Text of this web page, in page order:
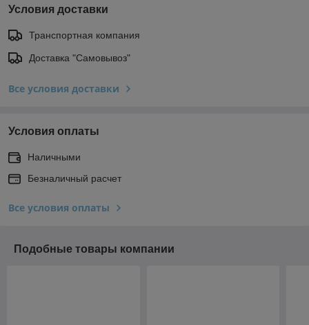
Условия доставки
Транспортная компания
Доставка "Самовывоз"
Все условия доставки
Условия оплаты
Наличными
Безналичный расчет
Все условия оплаты
Подобные товары компании